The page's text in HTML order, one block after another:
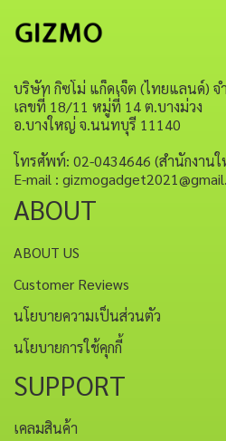
บริษัท กิซโม่ แก็ดเจ็ต (ไทยแลนด์) จ
เลขที่ 18/11 หมู่ที่ 14 ต.บางม่วง
อ.บางใหญ่ จ.นนทบุรี 11140
โทรศัพท์: 02-0434646 (สำนักงาน
E-mail :
ABOUT
ABOUT US
Customer Reviews
นโยบายความเป็นส่วนตัว
นโยบายการใช้คุกกี้
SUPPORT
เคลมสินค้า